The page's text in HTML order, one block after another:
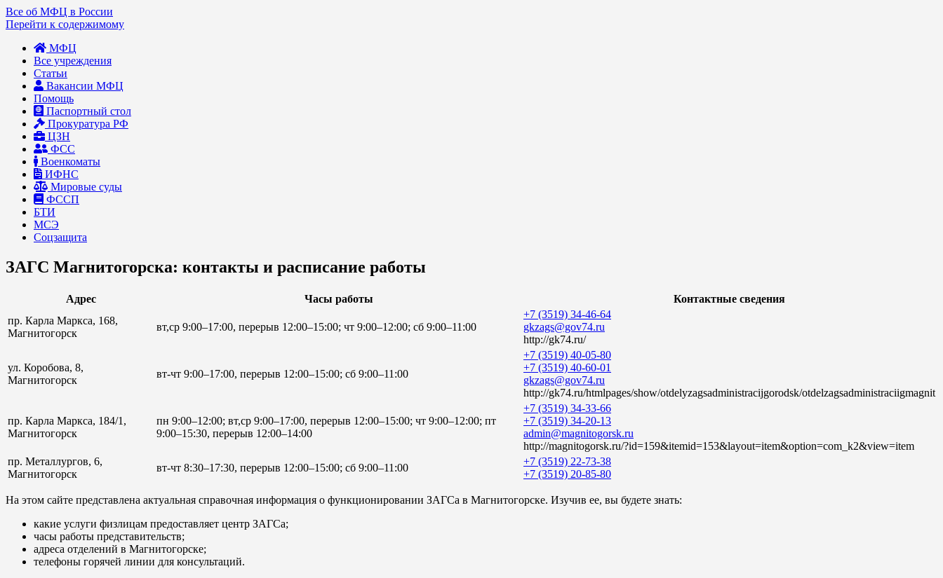
Все об МФЦ в России
Перейти к содержимому
МФЦ
Все учреждения
Статьи
Вакансии МФЦ
Помощь
Паспортный стол
Прокуратура РФ
ЦЗН
ФСС
Военкоматы
ИФНС
Мировые суды
ФССП
БТИ
МСЭ
Соцзащита
ЗАГС Магнитогорска: контакты и расписание работы
Адрес Часы работы
Контактные сведения
пр. Карла Маркса, 168,
Магнитогорск
вт,ср 9:00–17:00, перерыв 12:00–15:00; чт 9:00–12:00; сб 9:00–11:00
+7 (3519) 34-46-64
gkzags@gov74.ru
http://gk74.ru/
ул. Коробова, 8,
Магнитогорск
вт-чт 9:00–17:00, перерыв 12:00–15:00; сб 9:00–11:00
+7 (3519) 40-05-80
+7 (3519) 40-60-01
gkzags@gov74.ru
http://gk74.ru/htmlpages/show/otdelyzagsadministracijgorodsk/otdelzagsadministraciigmagnit
пр. Карла Маркса, 184/1,
Магнитогорск
пн 9:00–12:00; вт,ср 9:00–17:00, перерыв 12:00–15:00; чт 9:00–12:00; пт
9:00–15:30, перерыв 12:00–14:00
+7 (3519) 34-33-66
+7 (3519) 34-20-13
admin@magnitogorsk.ru
http://magnitogorsk.ru/?id=159&itemid=153&layout=item&option=com_k2&view=item
пр. Металлургов, 6,
Магнитогорск
вт-чт 8:30–17:30, перерыв 12:00–15:00; сб 9:00–11:00
+7 (3519) 22-73-38
+7 (3519) 20-85-80
На этом сайте представлена актуальная справочная информация о функционировании ЗАГСа в Магнитогорске. Изучив ее, вы будете знать:
какие услуги физлицам предоставляет центр ЗАГСа;
часы работы представительств;
адреса отделений в Магнитогорске;
телефоны горячей линии для консультаций.